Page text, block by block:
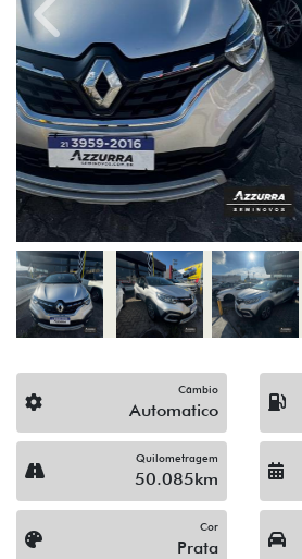
Previous
Câmbio
Automatico
Quilometragem
50.085km
Cor
Prata